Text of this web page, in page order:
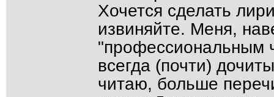
Хочется сделать
извиняйте. Меня,
"профессиональным
всегда (почти)
читаю, больше